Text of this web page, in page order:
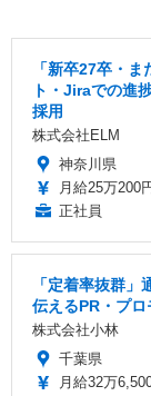
「新卒27卒・
ト・Jiraでの進
採用
株式会社ELM
神奈川県
月給25万200
正社員
「定着率抜群
伝えるPR・プ
株式会社小林
千葉県
月給32万